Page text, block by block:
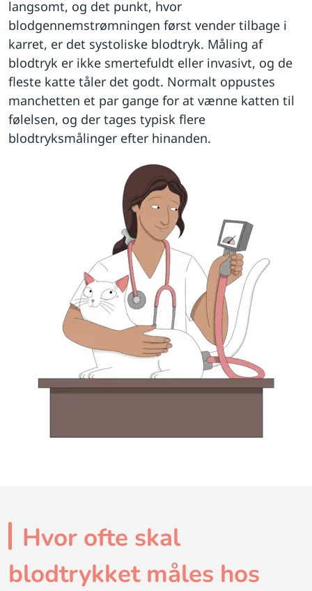
langsomt, og det punkt, hvor
blodgennemstrømningen først vender tilbage i
karret, er det systoliske blodtryk. Måling af
blodtryk er ikke smertefuldt eller invasivt, og de
fleste katte tåler det godt. Normalt oppustes
manchetten et par gange for at vænne katten til
følelsen, og der tages typisk flere
blodtryksmålinger efter hinanden.
Hvor ofte skal
blodtrykket måles hos